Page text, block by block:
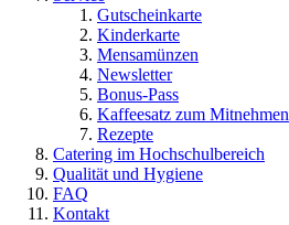
Gutscheinkarte
Kinderkarte
Mensamünzen
Newsletter
Bonus-Pass
Kaffeesatz zum Mitnehmen
Rezepte
Catering im Hochschulbereich
Qualität und Hygiene
FAQ
Kontakt